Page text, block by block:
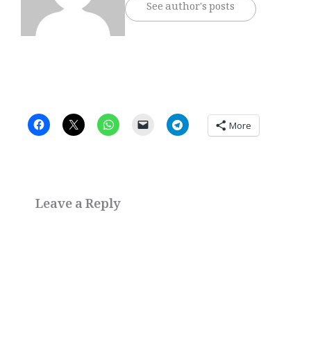
See author's posts
More
Leave a Reply